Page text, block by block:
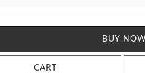
BUY NOW
CART